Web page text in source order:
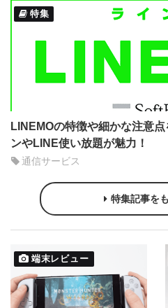
特集
LINEMOの特徴や細かな注意
ンやLINE使い放題が魅力！
通信サービス
特集記事を
端末レビュー